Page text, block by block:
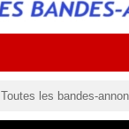
Toutes les bandes-